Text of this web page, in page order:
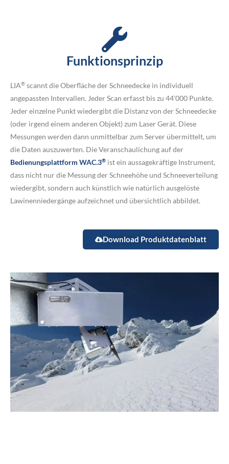
Funktionsprinzip
LIA® scannt die Oberfläche der Schneedecke in individuell
angepassten Intervallen. Jeder Scan erfasst bis zu 44’000 Punkte.
Jeder einzelne Punkt wiedergibt die Distanz von der Schneedecke
(oder irgend einem anderen Objekt) zum Laser Gerät. Diese
Messungen werden dann unmittelbar zum Server übermittelt, um
die Daten auszuwerten. Die Veranschaulichung auf der
Bedienungsplattform WAC.3® ist ein aussagekräftige Instrument,
dass nicht nur die Messung der Schneehöhe und Schneeverteilung
wiedergibt, sondern auch künstlich wie natürlich ausgelöste
Lawinenniedergänge aufzeichnet und übersichtlich abbildet.
Download Produktdatenblatt